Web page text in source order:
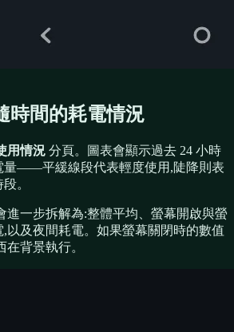
時間的耗電情況
用情況 分頁。圖表會顯示過去 24 小時
量——平緩線段代表輕度使用,陡降則表
。
進一步拆解為:整體平均、螢幕開啟與螢
以及夜間耗電。如果螢幕關閉時的數值
背景執行。